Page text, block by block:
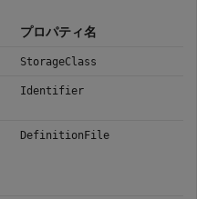
プロパティ名
StorageClass
Identifier
DefinitionFile